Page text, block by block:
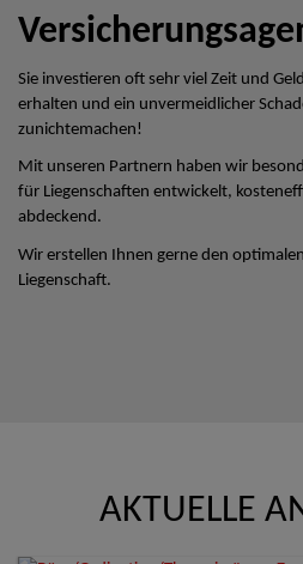
Sie investieren oft sehr viel Zeit und
erhalten und ein unvermeidlicher
zunichtemachen!
Mit unseren Partnern haben wir
für Liegenschaften entwickelt,
abdeckend.
Wir erstellen Ihnen gerne den
Liegenschaft.
AKTUELLE